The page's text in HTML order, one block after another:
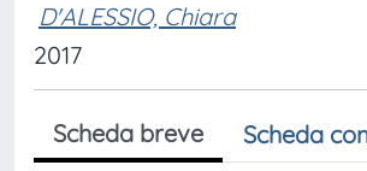
D'ALESSIO, Chiara
2017
Scheda breve Scheda